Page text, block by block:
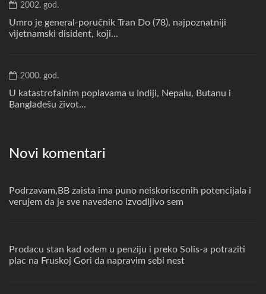
2002. god.
Umro je general-poručnik Tran Do (78), najpoznatniji
vijetnamski disident, koji...
2000. god.
U katastrofalnim poplavama u Indiji, Nepalu, Butanu i
Bangladešu život...
Novi komentari
Podrzavam,BB zaista ima puno neiskoriscenih potencijala i
verujem da je sve navedeno izvodljivo sem
Prodacu stan kad odem u penziju i preko Solis-a potraziti
plac na Fruskoj Gori da napravim sebi nest